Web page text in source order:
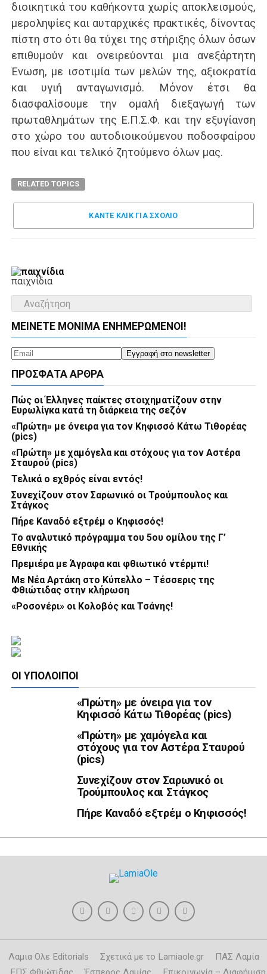
διοικητικά του καθήκοντα χωρίς αποκλεισμούς,
μεροληψίες και αυταρχικές πρακτικές, δίνοντας
πίστη στο ότι θα τύχει της στήριξης όλων όσων
επιθυμούν και ονειρεύονται μια ανεξάρτητη
Ένωση, με ισοτιμία των μελών της, αξιοκρατία
και υγιή ανταγωνισμό. Μόνον έτσι θα
διασφαλίσουμε την ομαλή διεξαγωγή των
πρωταθλημάτων της Ε.Π.Σ.Φ. και την εξυγίανση
στο χώρο του αυτοδιοικούμενου ποδοσφαίρου
που είναι και τελικό ζητούμενο όλων μας.
RELATED TOPICS
ΚΑΝΤΕ ΚΛΊΚ ΓΙΑ ΣΧΌΛΙΟ
παιχνίδια
ΜΕΊΝΕΤΕ ΜΌΝΙΜΑ ΕΝΗΜΕΡΏΜΕΝΟΙ!
ΠΡΌΣΦΑΤΑ ΆΡΘΡΑ
Πώς οι Έλληνες παίκτες στοιχηματίζουν στην
Ευρωλίγκα κατά τη διάρκεια της σεζόν
«Πρώτη» με όνειρα για τον Κηφισσό Κάτω Τιθορέας
(pics)
«Πρώτη» με χαμόγελα και στόχους για τον Αστέρα
Σταυρού (pics)
Τελικά ο εχθρός είναι εντός!
Συνεχίζουν στον Σαρωνικό οι Τρούμπουλος και
Στάγκος
Πήρε Καναδό εξτρέμ ο Κηφισσός!
Το αναλυτικό πρόγραμμα του 5ου ομίλου της Γ’
Εθνικής
Πρεμιέρα με Άγραφα και φθιωτικό ντέρμπι!
Με Νέα Αρτάκη στο Κύπελλο – Τέσσερις της
Φθιώτιδας στην κλήρωση
«Ροσονέρι» οι Κολοβός και Τσάνης!
ΟΙ ΥΠΌΛΟΙΠΟΙ
«Πρώτη» με όνειρα για τον
Κηφισσό Κάτω Τιθορέας (pics)
«Πρώτη» με χαμόγελα και
στόχους για τον Αστέρα Σταυρού
(pics)
Συνεχίζουν στον Σαρωνικό οι
Τρούμπουλος και Στάγκος
Πήρε Καναδό εξτρέμ ο Κηφισσός!
Λαμια Ολε Editorials Σχετικά με το Lamiaole.gr
ΠΑΣ Λαμία